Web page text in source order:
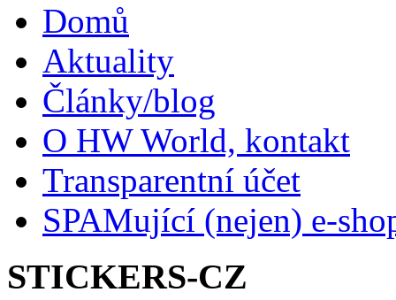
Domů
Aktuality
Články/blog
O HW World, kontakt
Transparentní účet
SPAMující (nejen) e-
STICKERS-CZ